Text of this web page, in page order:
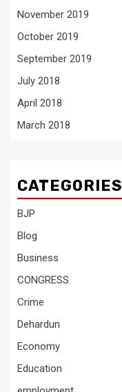
November 2019
October 2019
September 2019
July 2018
April 2018
March 2018
CATEGORIES
BJP
Blog
Business
CONGRESS
Crime
Dehardun
Economy
Education